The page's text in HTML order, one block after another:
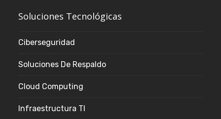
Soluciones Tecnológicas
Ciberseguridad
Soluciones De Respaldo
Cloud Computing
Infraestructura TI